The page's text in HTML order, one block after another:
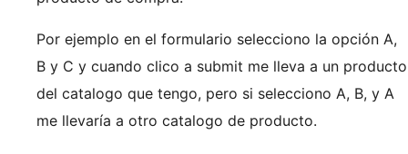
Por ejemplo en el formulario selecciono la opción A,
B y C y cuando clico a submit me lleva a un producto
del catalogo que tengo, pero si selecciono A, B, y A
me llevaría a otro catalogo de producto.